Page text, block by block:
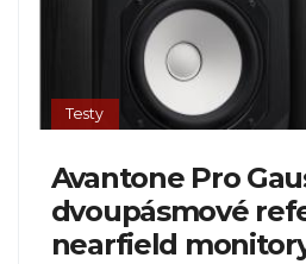
Testy
Avantone Pro
dvoupásmové
nearfield